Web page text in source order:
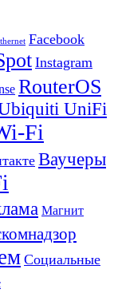
Facebook
Instagram
RouterOS
UniFi
Fi
Ваучеры
Магнит
Социальные